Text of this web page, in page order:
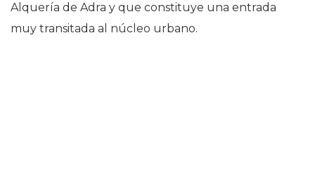
Alquería de Adra y que constituye una entrada
muy transitada al núcleo urbano.